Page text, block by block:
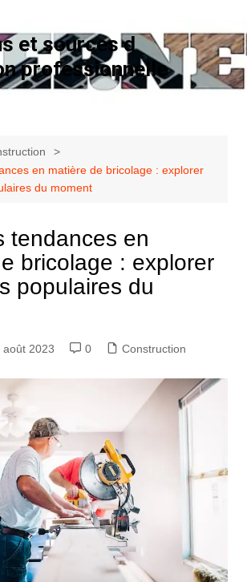
et sources d
professionnelle
en matière de bricolage : explorer
du moment
tendances en
bricolage : explorer
populaires du
août 2023 0 Construction